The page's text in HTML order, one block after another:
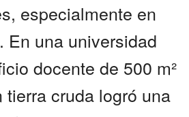
especialmente en
En una universidad
docente de 500 m²
cruda logró una